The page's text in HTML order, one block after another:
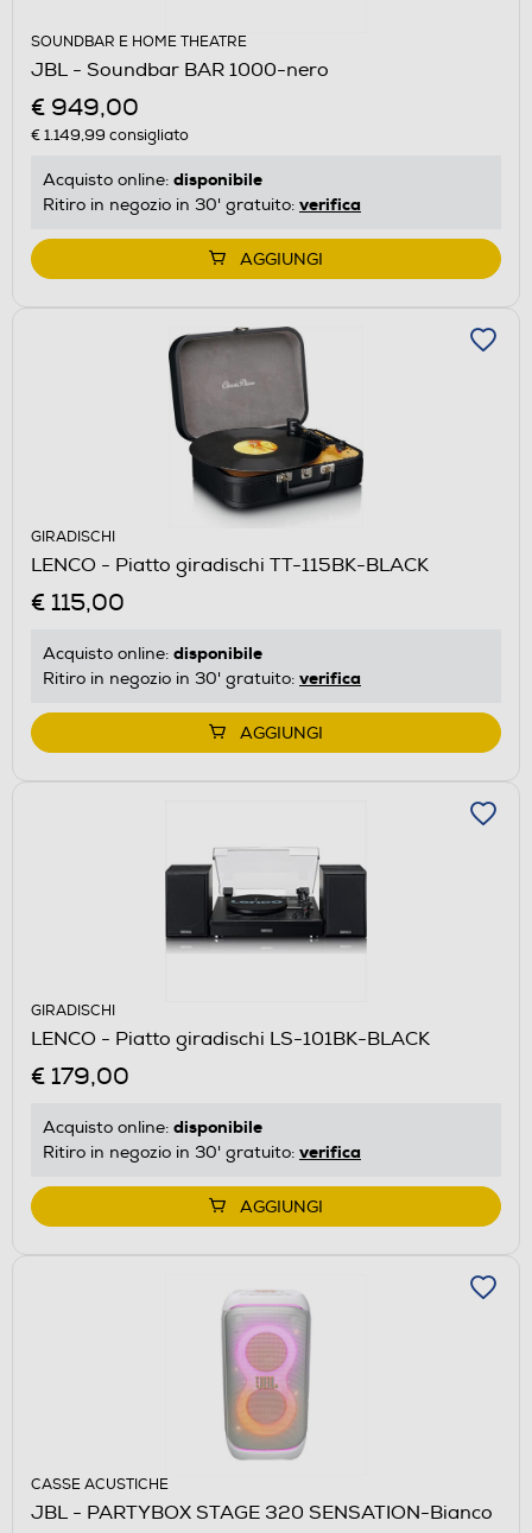
SOUNDBAR E HOME THEATRE
JBL - Soundbar BAR 1000-nero
€ 949,00
€ 1.149,99 consigliato
Acquisto online: disponibile
Ritiro in negozio in 30' gratuito: verifica
AGGIUNGI
GIRADISCHI
LENCO - Piatto giradischi TT-115BK-BLACK
€ 115,00
Acquisto online: disponibile
Ritiro in negozio in 30' gratuito: verifica
AGGIUNGI
GIRADISCHI
LENCO - Piatto giradischi LS-101BK-BLACK
€ 179,00
Acquisto online: disponibile
Ritiro in negozio in 30' gratuito: verifica
AGGIUNGI
CASSE ACUSTICHE
JBL - PARTYBOX STAGE 320 SENSATION-Bianco